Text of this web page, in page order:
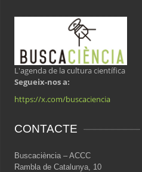
L'agenda de la cultura científica
Segueix-nos a:
https://x.com/buscaciencia
CONTACTE
Buscaciència – ACCC
Rambla de Catalunya, 10